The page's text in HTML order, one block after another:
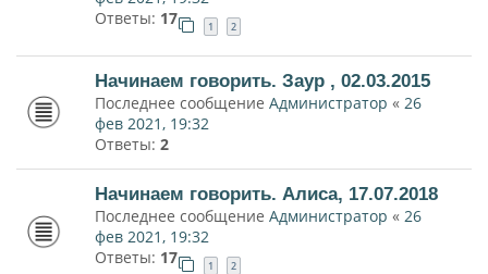
Ответы: 17 1 2
Начинаем говорить. Заур , 02.03.2015
Последнее сообщение Администратор « 26
фев 2021, 19:32
Ответы: 2
Начинаем говорить. Алиса, 17.07.2018
Последнее сообщение Администратор « 26
фев 2021, 19:32
Ответы: 17 1 2